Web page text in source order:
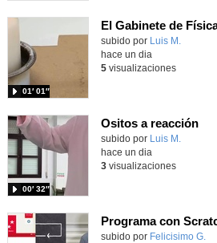
Contenido educativo.
subido por Luis M.
01′ 01″
hace un dia
5visualizaciones
Ositos a reacción
Contenido educativo.
subido por Luis M.
00′ 32″
hace un dia
3visualizaciones
Contenido educativo.
subido por Felicisimo G.